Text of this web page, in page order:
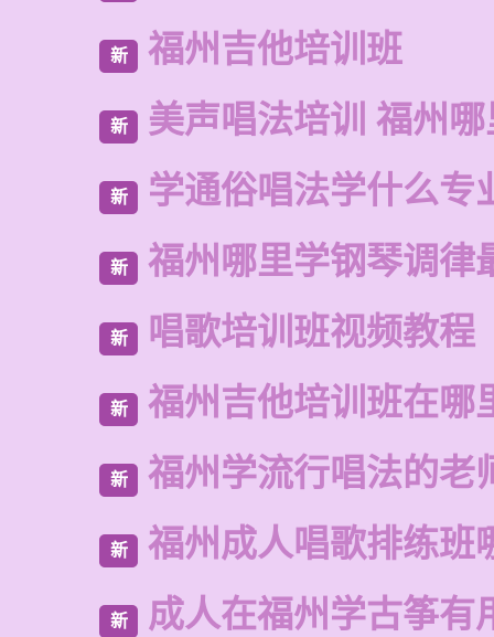
新 福州吉他培训班
新 美声唱法培训 福州
新 学通俗唱法学什么专
新 福州哪里学钢琴调律
新 唱歌培训班视频教程
新 福州吉他培训班在哪
新 福州学流行唱法的老
新 福州成人唱歌排练班
新 成人在福州学古筝有